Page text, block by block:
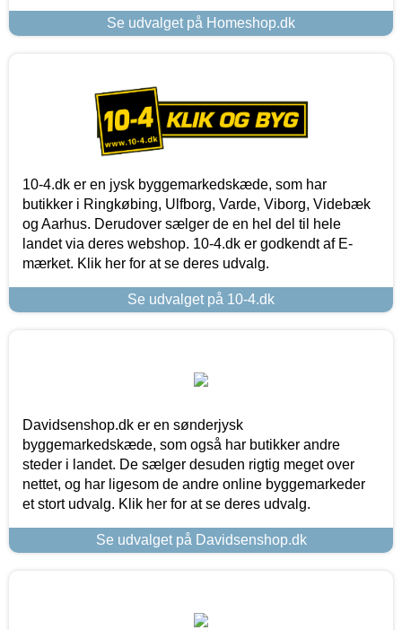
Se udvalget på Homeshop.dk
10-4.dk er en jysk byggemarkedskæde, som har
butikker i Ringkøbing, Ulfborg, Varde, Viborg, Videbæk
og Aarhus. Derudover sælger de en hel del til hele
landet via deres webshop. 10-4.dk er godkendt af E-
mærket. Klik her for at se deres udvalg.
Se udvalget på 10-4.dk
Davidsenshop.dk er en sønderjysk
byggemarkedskæde, som også har butikker andre
steder i landet. De sælger desuden rigtig meget over
nettet, og har ligesom de andre online byggemarkeder
et stort udvalg. Klik her for at se deres udvalg.
Se udvalget på Davidsenshop.dk